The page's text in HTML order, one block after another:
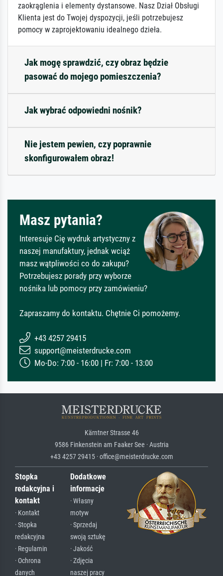
zaokrąglenia i elementy dystansowe. Nasz Dział Obsługi
Klienta jest do Twojej dyspozycji, jeśli potrzebujesz
pomocy w zaprojektowaniu idealnego dzieła.
Jak mogę sprawdzić, czy obraz będzie
pasować do mojego pomieszczenia?
Jak wybrać odpowiedni nośnik?
Nie jestem pewien, czy poprawnie
skonfigurowałem obraz!
Masz pytania?
Interesuje Cię wydruk artystyczny z
naszej manufaktury, jednak wciąż
masz wątpliwości co do zakupu?
Potrzebujesz porady przy wyborze
nośnika lub pomocy przy zamówieniu?
Zapraszamy do kontaktu. Chętnie Ci pomożemy.
+43 4257 29415
support@meisterdrucke.com
Mo-Do: 7:00 - 16:00 | Fr: 7:00 - 13:00
Kärntner Strasse 46
9586 Finkenstein am Faaker See · Austria
+43 4257 29415 · office@meisterdrucke.com
Stopka
redakcyjna i
kontakt
· Kontakt
· Stopka
redakcyjna
· Regulamin
· Ochrona
danych
Dodatkowe
informacje
· Własny
motyw
· Sprzedaj
swoją sztukę
· Jakość
· Zdjęcia
naszej pracy